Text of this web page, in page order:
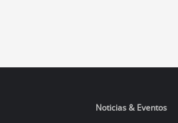
of the event.
Noticias & Eventos